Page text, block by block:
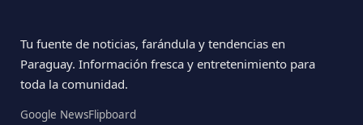
Tu fuente de noticias, farándula y tendencias en
Paraguay. Información fresca y entretenimiento para
toda la comunidad.
Google NewsFlipboard